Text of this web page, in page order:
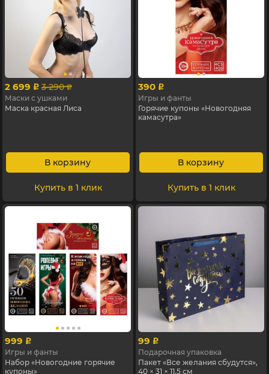
2 699 p 3 290 p
Маски с ушками
Маска красная Лиса
В корзину
Купить в 1 клик
390 p
Игры и фанты
Горячие купоны «Новогодняя
камасутра»
В корзину
Купить в 1 клик
999 p
Игры и фанты
Набор «Новогодние горячие
купоны»
99 p
Подарочная упаковка
Пакет «Все желания сбудутся»,
40 × 31 × 11,5 см